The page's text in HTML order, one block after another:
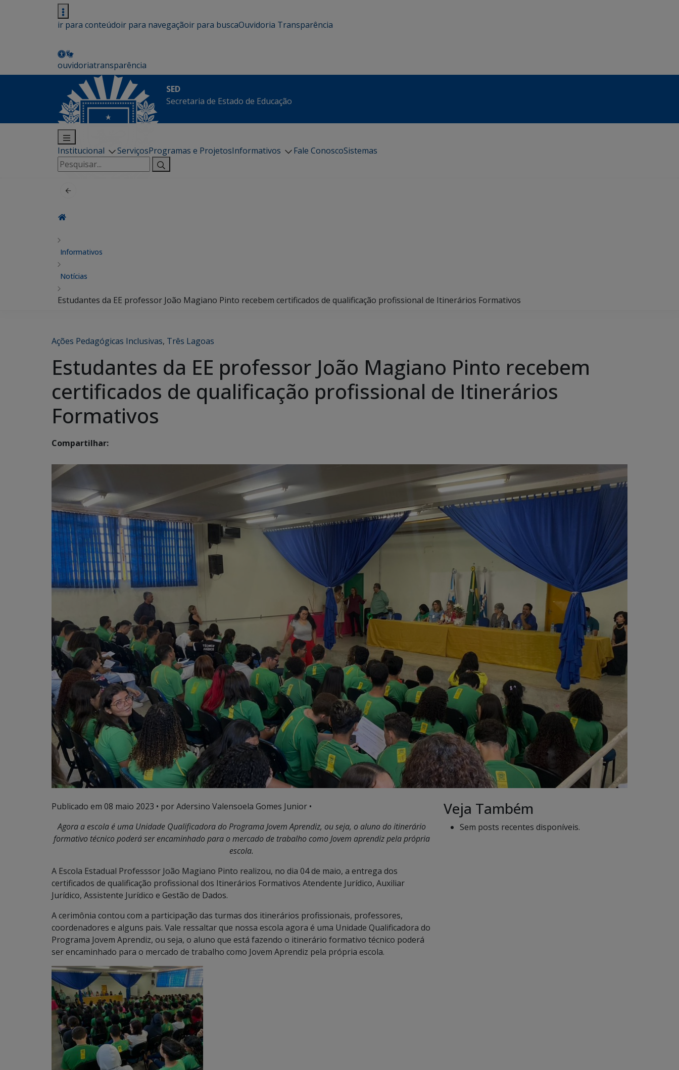
ir para conteúdoir para navegaçãoir para buscaOuvidoria Transparência
ouvidoriatransparência
SED
Secretaria de Estado de Educação
Institucional ServiçosProgramas e ProjetosInformativos Fale ConoscoSistemas
Pesquisar
por:
Informativos
Notícias
Estudantes da EE professor João Magiano Pinto recebem certificados de qualificação profissional de Itinerários Formativos
Ações Pedagógicas Inclusivas, Três Lagoas
Estudantes da EE professor João Magiano Pinto recebem
certificados de qualificação profissional de Itinerários
Formativos
Compartilhar:
Publicado em 08 maio 2023 • por Adersino Valensoela Gomes Junior •
Agora a escola é uma Unidade Qualificadora do Programa Jovem Aprendiz, ou seja, o aluno do itinerário
formativo técnico poderá ser encaminhado para o mercado de trabalho como Jovem aprendiz pela própria
escola.
A Escola Estadual Professsor João Magiano Pinto realizou, no dia 04 de maio, a entrega dos
certificados de qualificação profissional dos Itinerários Formativos Atendente Jurídico, Auxiliar
Jurídico, Assistente Jurídico e Gestão de Dados.
A cerimônia contou com a participação das turmas dos itinerários profissionais, professores,
coordenadores e alguns pais. Vale ressaltar que nossa escola agora é uma Unidade Qualificadora do
Programa Jovem Aprendiz, ou seja, o aluno que está fazendo o itinerário formativo técnico poderá
ser encaminhado para o mercado de trabalho como Jovem Aprendiz pela própria escola.
Veja Também
Sem posts recentes disponíveis.